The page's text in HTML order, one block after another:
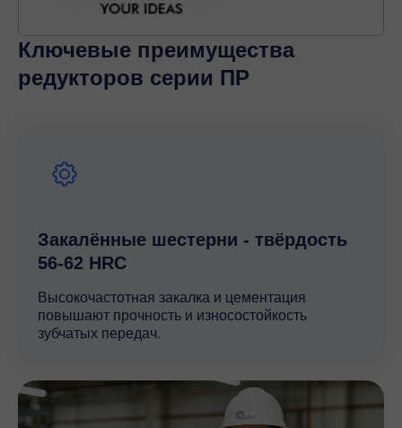
Ключевые преимущества
редукторов серии ПР
Закалённые шестерни - твёрдость
56-62 HRC
Высокочастотная закалка и цементация
повышают прочность и износостойкость
зубчатых передач.